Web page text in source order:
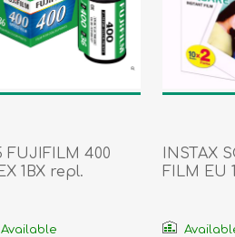
FUJIFILM 400
1BX repl.
Available
INSTAX
FILM EU